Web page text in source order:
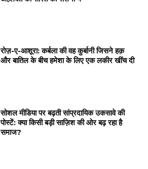
रोज़-ए-आशूरा: कर्बला की वह कुर्बानी जिसने हक़
और बातिल के बीच हमेशा के लिए एक लकीर खींच दी
सोशल मीडिया पर बढ़ती सांप्रदायिक उकसावे की
पोस्टें: क्या किसी बड़ी साज़िश की ओर बढ़ रहा है
समाज?